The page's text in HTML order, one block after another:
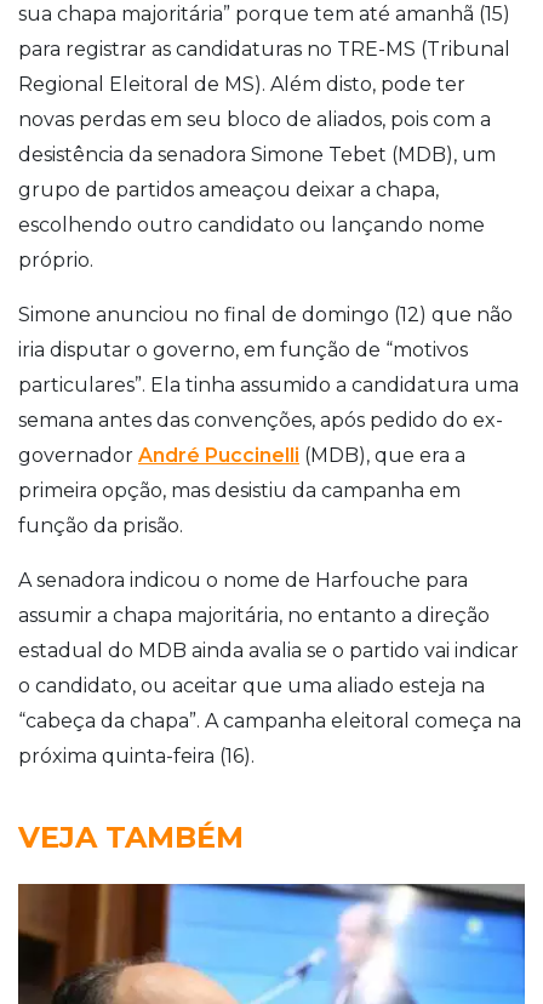
sua chapa majoritária” porque tem até amanhã (15)
para registrar as candidaturas no TRE-MS (Tribunal
Regional Eleitoral de MS). Além disto, pode ter
novas perdas em seu bloco de aliados, pois com a
desistência da senadora Simone Tebet (MDB), um
grupo de partidos ameaçou deixar a chapa,
escolhendo outro candidato ou lançando nome
próprio.
Simone anunciou no final de domingo (12) que não
iria disputar o governo, em função de “motivos
particulares”. Ela tinha assumido a candidatura uma
semana antes das convenções, após pedido do ex-
governador André Puccinelli (MDB), que era a
primeira opção, mas desistiu da campanha em
função da prisão.
A senadora indicou o nome de Harfouche para
assumir a chapa majoritária, no entanto a direção
estadual do MDB ainda avalia se o partido vai indicar
o candidato, ou aceitar que uma aliado esteja na
“cabeça da chapa”. A campanha eleitoral começa na
próxima quinta-feira (16).
VEJA TAMBÉM